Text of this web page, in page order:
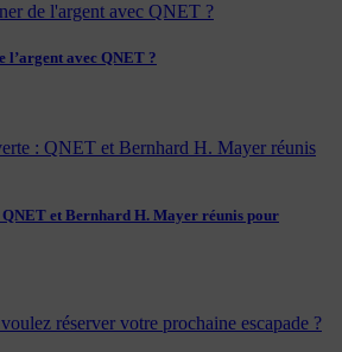
l’argent avec QNET ?
et Bernhard H. Mayer réunis pour